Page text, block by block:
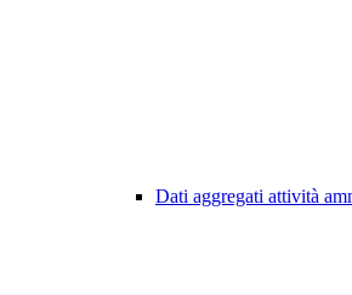
Dati aggregati attività